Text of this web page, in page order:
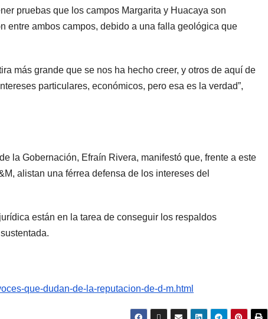
pruebas que los campos Margarita y Huacaya son
entre ambos campos, debido a una falla geológica que
más grande que se nos ha hecho creer, y otros de aquí de
particulares, económicos, pero esa es la verdad”,
la Gobernación, Efraín Rivera, manifestó que, frente a este
alistan una férrea defensa de los intereses del
están en la tarea de conseguir los respaldos
que-dudan-de-la-reputacion-de-d-m.html